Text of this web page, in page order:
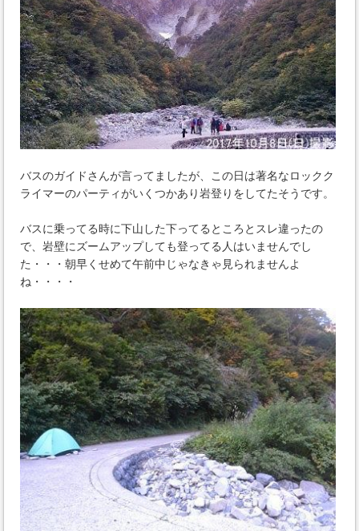
バスのガイドさんが言ってましたが、この日は著名なロックク
ライマーのパーティがいくつかあり岩登りをしてたそうです。
バスに乗ってる時に下山した下ってるところとスレ違ったの
で、岩壁にズームアップしても登ってる人はいませんでし
た・・・朝早くせめて午前中じゃなきゃ見られませんよ
ね・・・・